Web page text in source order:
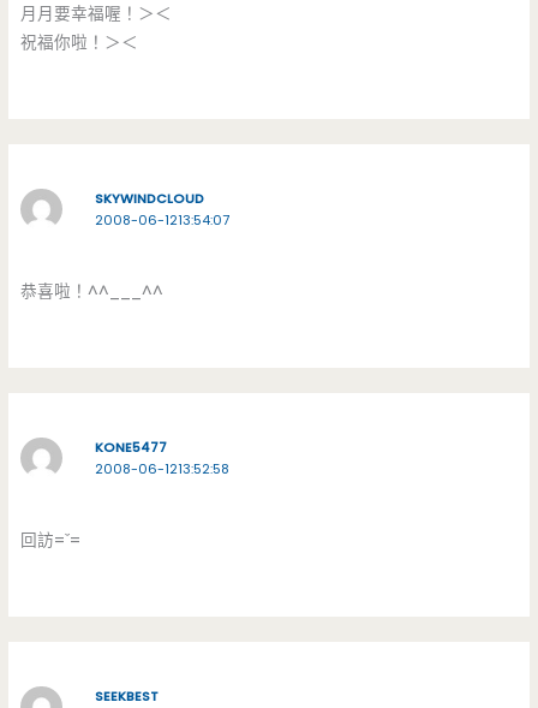
月月要幸福喔！＞＜
祝福你啦！＞＜
SKYWINDCLOUD
2008-06-1213:54:07
恭喜啦！^^___^^
KONE5477
2008-06-1213:52:58
回訪=ˇ=
SEEKBEST